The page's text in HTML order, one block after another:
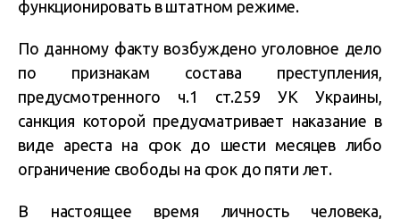
функционировать в штатном режиме.
По данному факту возбуждено уголовное дело
по признакам состава преступления,
предусмотренного ч.1 ст.259 УК Украины,
санкция которой предусматривает наказание в
виде ареста на срок до шести месяцев либо
ограничение свободы на срок до пяти лет.
В настоящее время личность человека,